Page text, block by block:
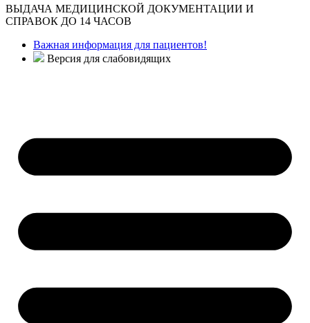
ВЫДАЧА МЕДИЦИНСКОЙ ДОКУМЕНТАЦИИ И
СПРАВОК ДО 14 ЧАСОВ
Важная информация для пациентов!
Версия для слабовидящих